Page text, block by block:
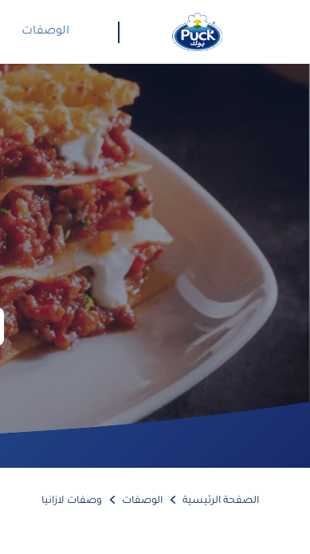
الوصفات
الصفحة الرئيسية الوصفات وصفات لازانيا